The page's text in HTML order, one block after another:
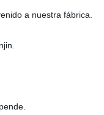
a nuestra fábrica.